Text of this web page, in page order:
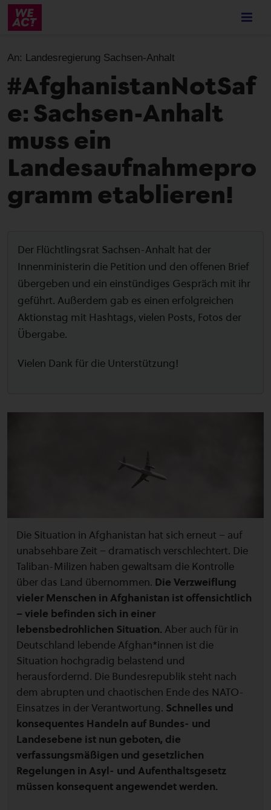
Skip
content
An: Landesregierung Sachsen-Anhalt
#AfghanistanNotSaf
e: Sachsen-Anhalt
muss ein
Landesaufnahmepro
gramm etablieren!
Der Flüchtlingsrat Sachsen-Anhalt hat der
Innenministerin die Petition und den offenen Brief
übergeben und ein einstündiges Gespräch mit ihr
geführt. Außerdem gab es einen erfolgreichen
Aktionstag mit Hashtags, vielen Posts, Fotos der
Übergabe.
Vielen Dank für die Unterstützung!
Die Situation in Afghanistan hat sich erneut – auf
unabsehbare Zeit – dramatisch verschlechtert. Die
Taliban-Milizen haben gewaltsam die Kontrolle
über das Land übernommen. Die Verzweiflung
vieler Menschen in Afghanistan ist offensichtlich
– viele befinden sich in einer
lebensbedrohlichen Situation. Aber auch für in
Deutschland lebende Afghan*innen ist die
Situation hochgradig belastend und
herausfordernd. Die Bundesrepublik steht nach
dem abrupten und chaotischen Ende des NATO-
Einsatzes in der Verantwortung. Schnelles und
konsequentes Handeln auf Bundes- und
Landesebene ist nun geboten, die
verfassungsmäßigen und gesetzlichen
Regelungen in Asyl- und Aufenthaltsgesetz
müssen konsequent angewendet werden.